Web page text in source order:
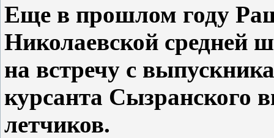
Еще в прошлом году
Николаевской средней
на встречу с
курсанта Сызранского
летчиков.